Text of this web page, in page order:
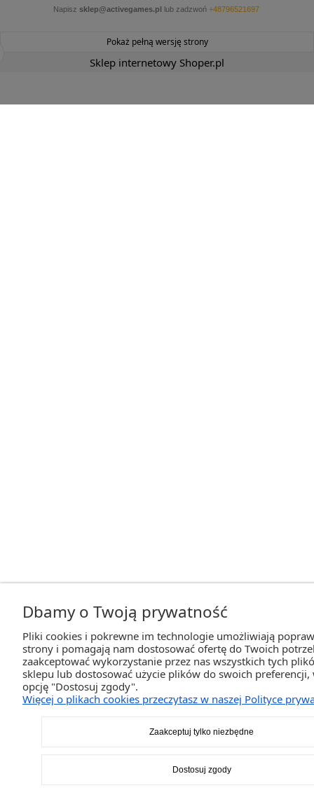
Napisz sklep@activegames.pl lub zadzwoń +48796521697
Pokaż pełną wersję strony
Sklep internetowy Shoper.pl
Dbamy o Twoją prywatność
Pliki cookies i pokrewne im technologie umożliwiają
strony i pomagają nam dostosować ofertę do Twoich
zaakceptować wykorzystanie przez nas wszystkich tych
sklepu lub dostosować użycie plików do swoich preferencji,
opcję "Dostosuj zgody".
Więcej o plikach cookies przeczytasz w naszej Polityce
Zaakceptuj tylko niezbędne
Dostosuj zgody